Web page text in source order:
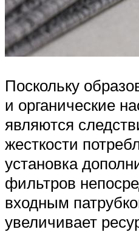
Поскольку
и органические
являются
жесткости
установка
фильтров
входным
увеличивает